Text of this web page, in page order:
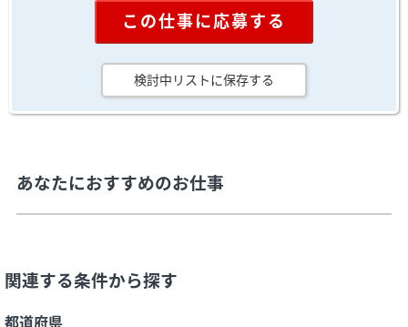
この仕事に応募する
検討中リストに保存する
あなたにおすすめのお仕事
関連する条件から探す
都道府県